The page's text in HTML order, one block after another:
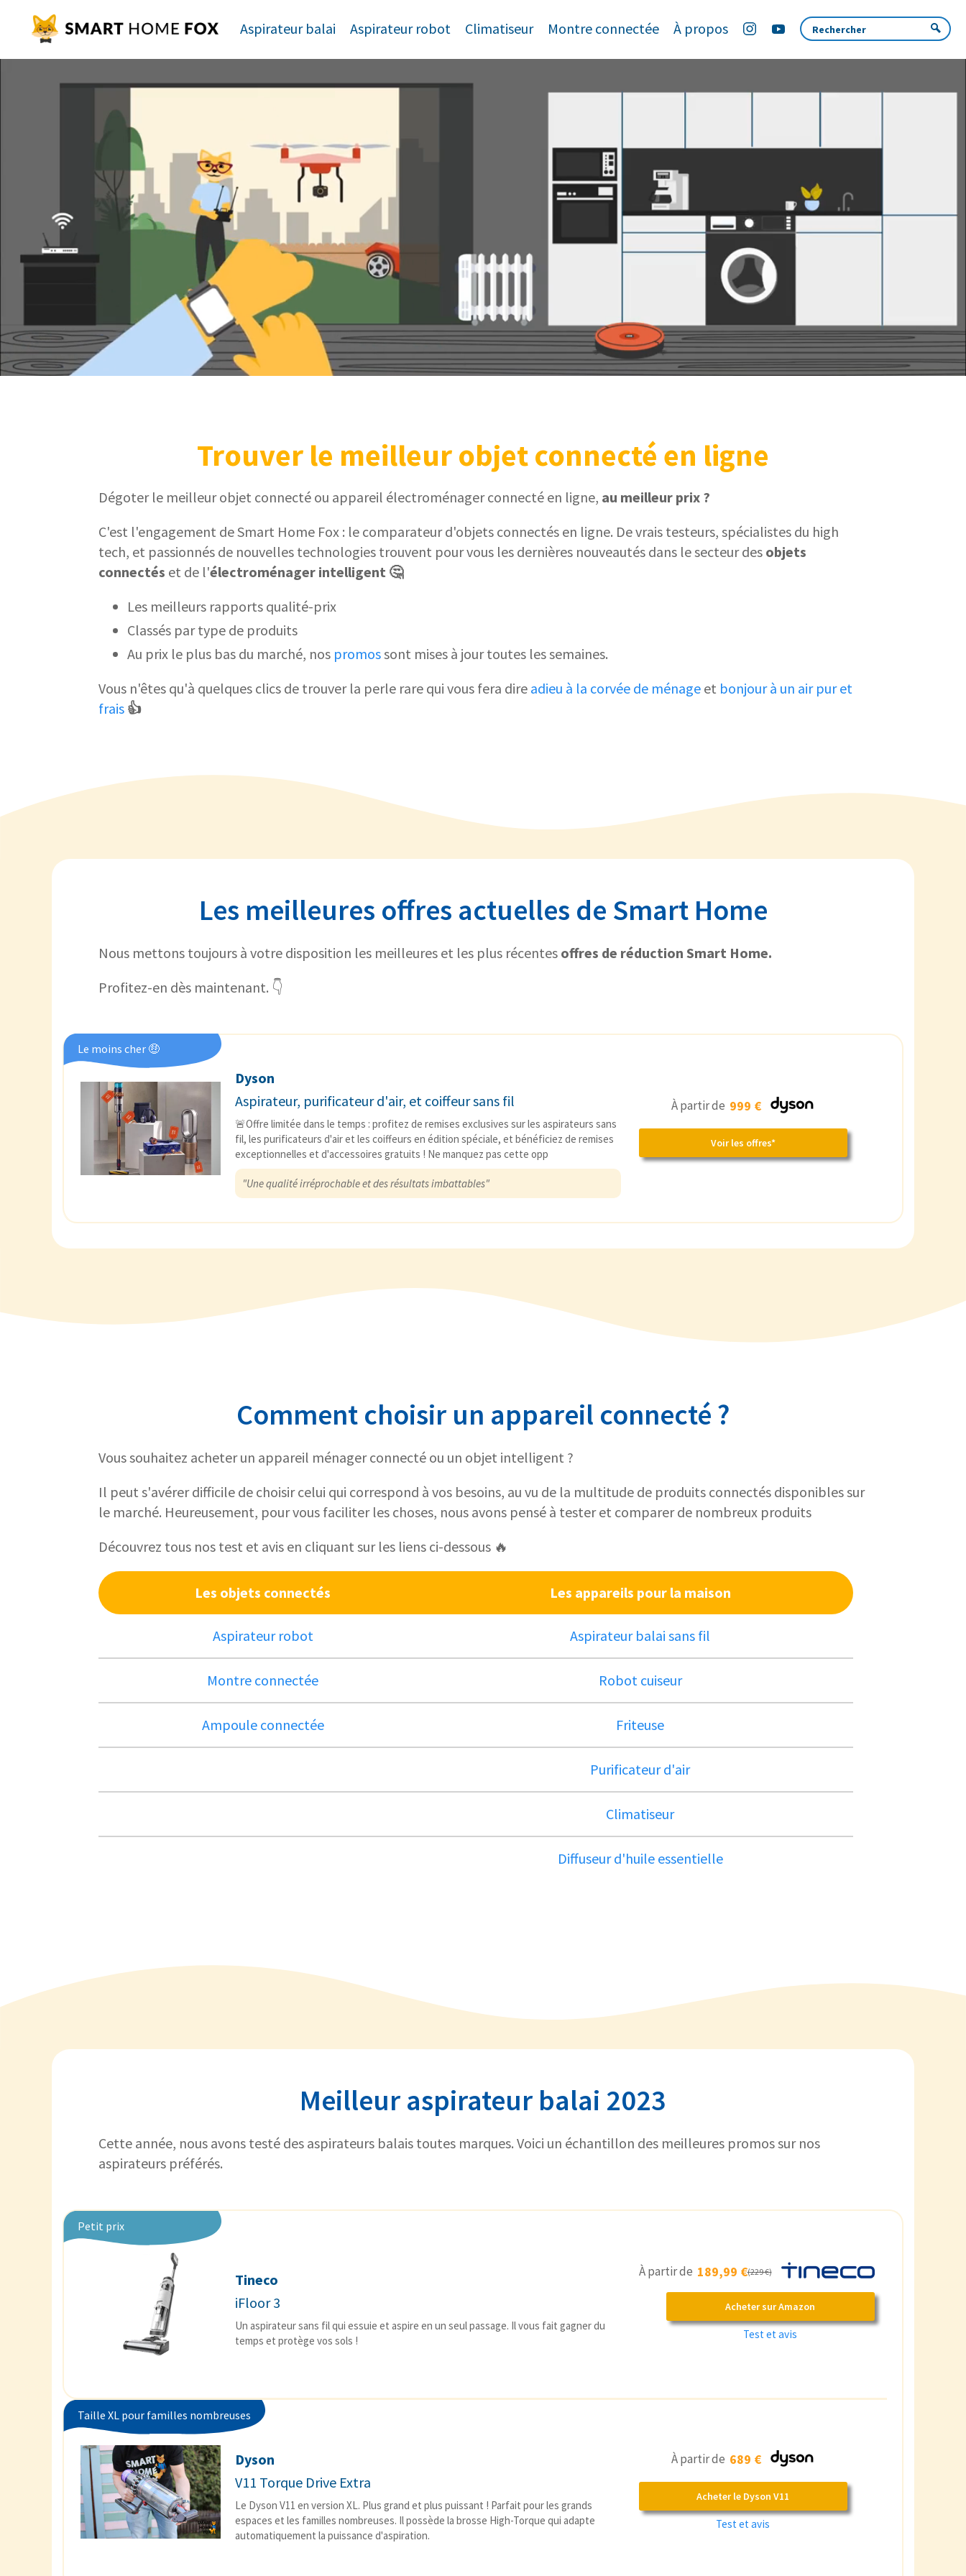
Aspirateur balai Aspirateur robot Climatiseur Montre connectée À propos
Trouver le meilleur objet connecté en ligne
Dégoter le meilleur objet connecté ou appareil électroménager connecté en ligne, au meilleur prix ?
C'est l'engagement de Smart Home Fox : le comparateur d'objets connectés en ligne. De vrais testeurs, spécialistes du high
tech, et passionnés de nouvelles technologies trouvent pour vous les dernières nouveautés dans le secteur des objets
connectés et de l'électroménager intelligent 🤔
Les meilleurs rapports qualité-prix
Classés par type de produits
Au prix le plus bas du marché, nos promossont mises à jour toutes les semaines.
Vous n'êtes qu'à quelques clics de trouver la perle rare qui vous fera dire adieu à la corvée de ménage et bonjour à un air pur et
frais 👍
Les meilleures offres actuelles de Smart Home
Nous mettons toujours à votre disposition les meilleures et les plus récentes offres de réduction Smart Home.
Profitez-en dès maintenant. 👇
Le moins cher 🤑
Dyson
Aspirateur, purificateur d'air, et coiffeur sans fil
🚨Offre limitée dans le temps : profitez de remises exclusives sur les aspirateurs sans
fil, les purificateurs d'air et les coiffeurs en édition spéciale, et bénéficiez de remises
exceptionnelles et d'accessoires gratuits ! Ne manquez pas cette opp
"Une qualité irréprochable et des résultats imbattables"
À partir de 999 €
Voir les offres*
Comment choisir un appareil connecté ?
Vous souhaitez acheter un appareil ménager connecté ou un objet intelligent ?
Il peut s'avérer difficile de choisir celui qui correspond à vos besoins, au vu de la multitude de produits connectés disponibles sur
le marché. Heureusement, pour vous faciliter les choses, nous avons pensé à tester et comparer de nombreux produits
Découvrez tous nos test et avis en cliquant sur les liens ci-dessous 🔥
Les objets connectés Les appareils pour la maison
Aspirateur robot Aspirateur balai sans fil
Montre connectée Robot cuiseur
Ampoule connectée Friteuse
Purificateur d'air
Climatiseur
Diffuseur d'huile essentielle
Meilleur aspirateur balai 2023
Cette année, nous avons testé des aspirateurs balais toutes marques. Voici un échantillon des meilleures promos sur nos
aspirateurs préférés.
Petit prix
Tineco
iFloor 3
Un aspirateur sans fil qui essuie et aspire en un seul passage. Il vous fait gagner du
temps et protège vos sols !
À partir de 189,99 €(229 €)
Acheter sur Amazon
Test et avis
Taille XL pour familles nombreuses
Dyson
V11 Torque Drive Extra
Le Dyson V11 en version XL. Plus grand et plus puissant ! Parfait pour les grands
espaces et les familles nombreuses. Il possède la brosse High-Torque qui adapte
automatiquement la puissance d'aspiration.
À partir de 689 €
Acheter le Dyson V11
Test et avis